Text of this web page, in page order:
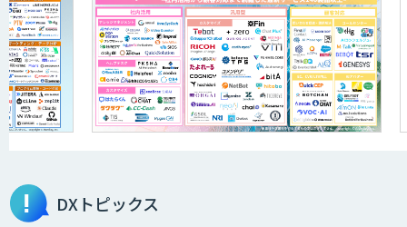
高性能・省電力を両立した小型AIゲート
ウェイ「ARTiGO A5000」
DXトピックス